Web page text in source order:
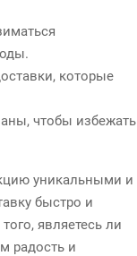
которые
чтобы избежать
уникальными и
быстро и
являетесь ли
радость и